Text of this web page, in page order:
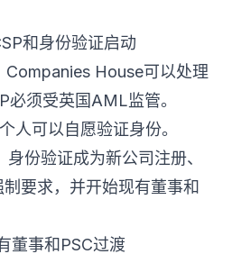
和身份验证启动
House可以处理
必须受英国AML监管。
人可以自愿验证身份。
份验证成为新公司注册、
要求，并开始现有董事和
董事和PSC过渡